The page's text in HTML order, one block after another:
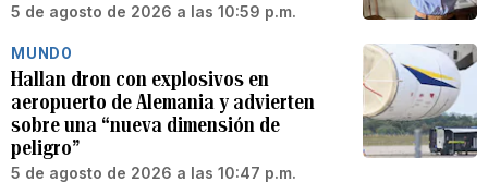
5 de agosto de 2026 a las 10:59 p.m.
MUNDO
Hallan dron con explosivos en
aeropuerto de Alemania y advierten
sobre una “nueva dimensión de
peligro”
5 de agosto de 2026 a las 10:47 p.m.